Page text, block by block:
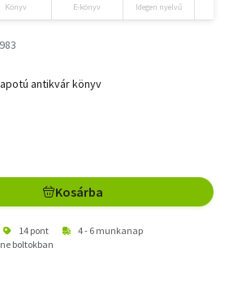
Könyv E-könyv Idegen nyelvű
antikvár könyv
Kosárba
14 pont
4 - 6 munkanap
boltokban